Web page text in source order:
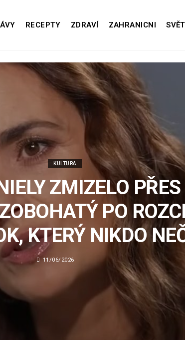
RECEPTY ZDRAVÍ ZAHRANICNI SVĚT
KULTURA
ZMIZELO PŘES
PO
KTERÝ NIKDO
11/06/2026